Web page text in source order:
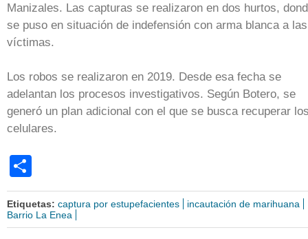
Manizales. Las capturas se realizaron en dos hurtos,
se puso en situación de indefensión con arma blanca a las
víctimas.
Los robos se realizaron en 2019. Desde esa fecha se
adelantan los procesos investigativos. Según Botero, se
generó un plan adicional con el que se busca recuperar
celulares.
Etiquetas: captura por estupefacientes
incautación de marihuana
Barrio La Enea